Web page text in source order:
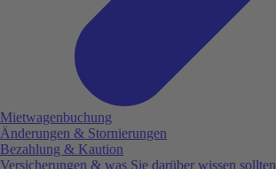
Mietwagenbuchung
Änderungen & Stornierungen
Bezahlung & Kaution
Versicherungen & was Sie darüber wissen sollten